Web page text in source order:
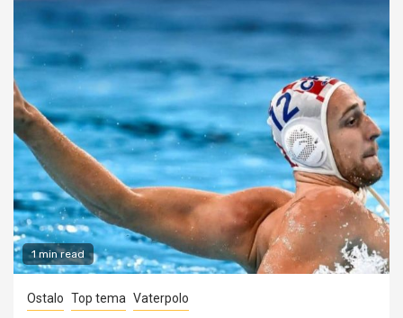
1 min read
Ostalo Top tema Vaterpolo